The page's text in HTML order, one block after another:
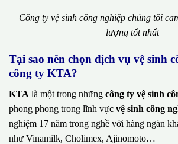
Công ty vệ sinh công nghiệp chúng tôi
lượng tốt nhất
Tại sao nên chọn dịch vụ vệ sinh
công ty KTA?
KTA là một trong những công ty vệ sinh
phong phong trong lĩnh vực vệ sinh công
nghiệm 17 năm trong nghề với hàng ngàn
như Vinamilk, Cholimex, Ajinomoto…